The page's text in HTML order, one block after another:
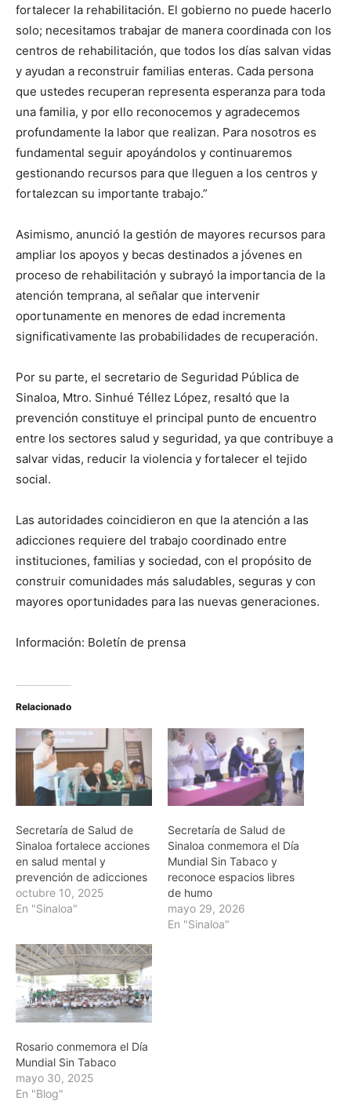
fortalecer la rehabilitación. El gobierno no puede hacerlo
solo; necesitamos trabajar de manera coordinada con los
centros de rehabilitación, que todos los días salvan vidas
y ayudan a reconstruir familias enteras. Cada persona
que ustedes recuperan representa esperanza para toda
una familia, y por ello reconocemos y agradecemos
profundamente la labor que realizan. Para nosotros es
fundamental seguir apoyándolos y continuaremos
gestionando recursos para que lleguen a los centros y
fortalezcan su importante trabajo.”
Asimismo, anunció la gestión de mayores recursos para
ampliar los apoyos y becas destinados a jóvenes en
proceso de rehabilitación y subrayó la importancia de la
atención temprana, al señalar que intervenir
oportunamente en menores de edad incrementa
significativamente las probabilidades de recuperación.
Por su parte, el secretario de Seguridad Pública de
Sinaloa, Mtro. Sinhué Téllez López, resaltó que la
prevención constituye el principal punto de encuentro
entre los sectores salud y seguridad, ya que contribuye a
salvar vidas, reducir la violencia y fortalecer el tejido
social.
Las autoridades coincidieron en que la atención a las
adicciones requiere del trabajo coordinado entre
instituciones, familias y sociedad, con el propósito de
construir comunidades más saludables, seguras y con
mayores oportunidades para las nuevas generaciones.
Información: Boletín de prensa
Relacionado
Secretaría de Salud de
Sinaloa fortalece acciones
en salud mental y
prevención de adicciones
octubre 10, 2025
En "Sinaloa"
Secretaría de Salud de
Sinaloa conmemora el Día
Mundial Sin Tabaco y
reconoce espacios libres
de humo
mayo 29, 2026
En "Sinaloa"
Rosario conmemora el Día
Mundial Sin Tabaco
mayo 30, 2025
En "Blog"